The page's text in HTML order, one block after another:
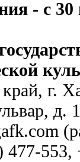
- с
г.
д. 1
553,